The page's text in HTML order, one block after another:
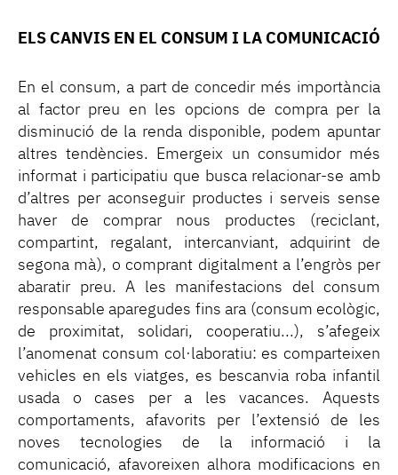
ELS CANVIS EN EL CONSUM I LA COMUNICACIÓ
En el consum, a part de concedir més importància
al factor preu en les opcions de compra per la
disminució de la renda disponible, podem apuntar
altres tendències. Emergeix un consumidor més
informat i participatiu que busca relacionar-se amb
d’altres per aconseguir productes i serveis sense
haver de comprar nous productes (reciclant,
compartint, regalant, intercanviant, adquirint de
segona mà), o comprant digitalment a l’engròs per
abaratir preu. A les manifestacions del consum
responsable aparegudes fins ara (consum ecològic,
de proximitat, solidari, cooperatiu...), s’afegeix
l’anomenat consum col·laboratiu: es comparteixen
vehicles en els viatges, es bescanvia roba infantil
usada o cases per a les vacances. Aquests
comportaments, afavorits per l’extensió de les
noves tecnologies de la informació i la
comunicació, afavoreixen alhora modificacions en